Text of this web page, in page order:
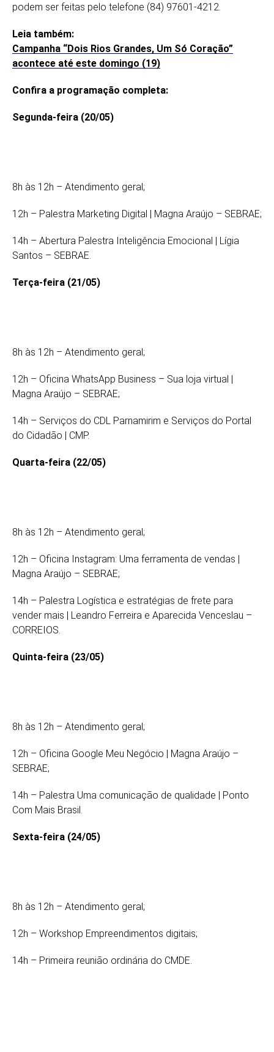
podem ser feitas pelo telefone (84) 97601-4212.
Leia também:
Campanha “Dois Rios Grandes, Um Só Coração”
acontece até este domingo (19)
Confira a programação completa:
Segunda-feira (20/05)
8h às 12h – Atendimento geral;
12h – Palestra Marketing Digital | Magna Araújo – SEBRAE;
14h – Abertura Palestra Inteligência Emocional | Lígia
Santos – SEBRAE.
Terça-feira (21/05)
8h às 12h – Atendimento geral;
12h – Oficina WhatsApp Business – Sua loja virtual |
Magna Araújo – SEBRAE;
14h – Serviços do CDL Parnamirim e Serviços do Portal
do Cidadão | CMP.
Quarta-feira (22/05)
8h às 12h – Atendimento geral;
12h – Oficina Instagram: Uma ferramenta de vendas |
Magna Araújo – SEBRAE;
14h – Palestra Logística e estratégias de frete para
vender mais | Leandro Ferreira e Aparecida Venceslau –
CORREIOS.
Quinta-feira (23/05)
8h às 12h – Atendimento geral;
12h – Oficina Google Meu Negócio | Magna Araújo –
SEBRAE;
14h – Palestra Uma comunicação de qualidade | Ponto
Com Mais Brasil.
Sexta-feira (24/05)
8h às 12h – Atendimento geral;
12h – Workshop Empreendimentos digitais;
14h – Primeira reunião ordinária do CMDE.